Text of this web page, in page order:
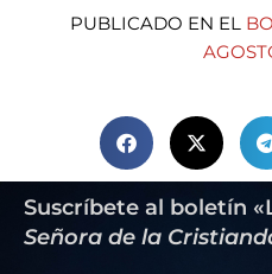
PUBLICADO EN EL
Suscríbete al boletín
Señora de la